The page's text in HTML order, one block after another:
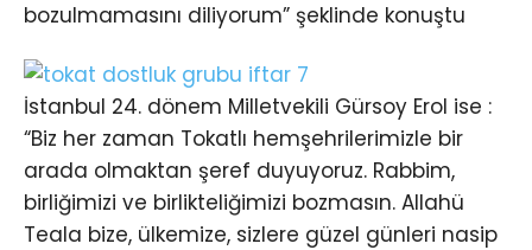
bozulmamasını diliyorum” şeklinde konuştu
İstanbul 24. dönem Milletvekili Gürsoy Erol ise :
“Biz her zaman Tokatlı hemşehrilerimizle bir
arada olmaktan şeref duyuyoruz. Rabbim,
birliğimizi ve birlikteliğimizi bozmasın. Allahü
Teala bize, ülkemize, sizlere güzel günleri nasip